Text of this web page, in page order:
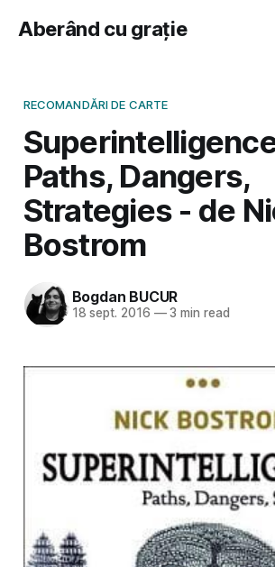
Aberând cu grație
RECOMANDĂRI DE CARTE
Paths, Dangers,
Strategies - de
Bostrom
Bogdan BUCUR
18 sept. 2016 —3 min read